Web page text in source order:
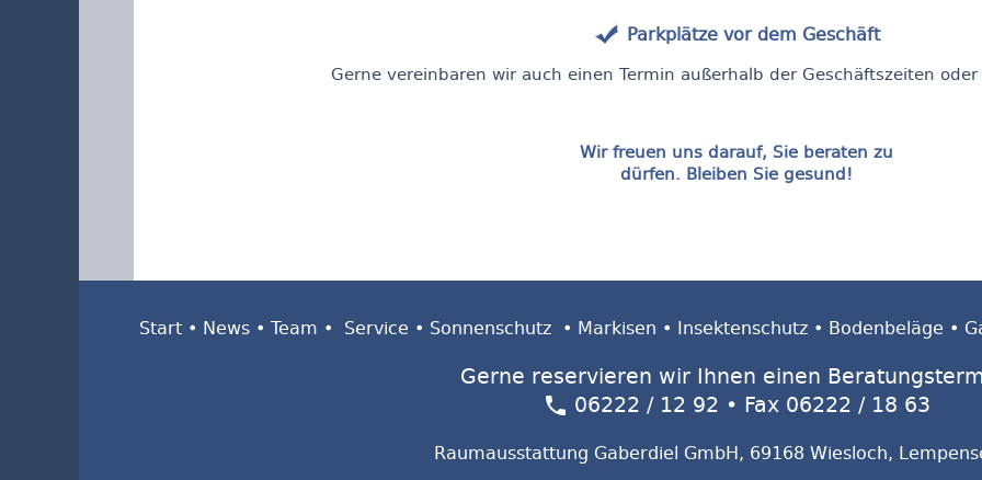
Parkplätze vor dem Geschäft
Gerne vereinbaren wir auch einen Termin außerhalb der Geschäftszeiten
dürfen. Bleiben Sie gesund!
dürfen.
Ihr Team der Raumausstattung Harald
Start• News• Team • Service • Sonnenschutz • Markisen • Insektenschutz• Bodenbeläge •
Gerne reservieren wir Ihnen einen
06222 / 12 92 • Fax 06222 / 18 63
Raumausstattung Gaberdiel GmbH, 69168 Wiesloch,